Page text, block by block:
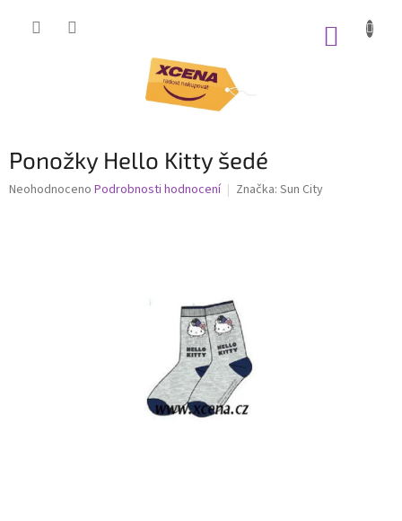
Ponožky Hello Kitty šedé
Průměrné
Neohodnoceno Podrobnosti hodnocení Značka: Sun City